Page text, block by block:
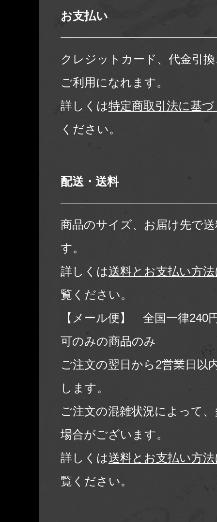
お支払い
クレジットカード、代金引
ご利用になれます。
詳しくは特定商取引法に基
ください。
配送・送料
商品のサイズ、お届け先で
す。
詳しくは送料とお支払い方
覧ください。
【メール便】 全国一律240
可のみの商品のみ
ご注文の翌日から2営業日以
します。
ご注文の混雑状況によって
場合がございます。
詳しくは送料とお支払い方
覧ください。